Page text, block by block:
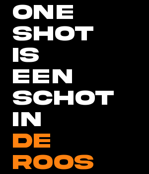
ONE
SHOT
IS
EEN
SCHOT
IN
DE
ROOS